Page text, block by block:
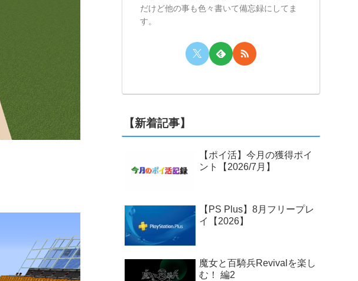
だけど他の事も色々書いて備忘録にしてま
す。
【新着記事】
【ポイ活】今月の獲得ポイ
ント【2026/7月】
【PS Plus】8月フリープレ
イ【2026】
魔女と百騎兵Revivalを楽し
む！ 編2